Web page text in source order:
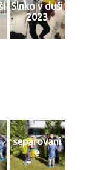
Slnko v duši
2023
separovani
e